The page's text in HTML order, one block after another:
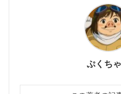
ぷくち